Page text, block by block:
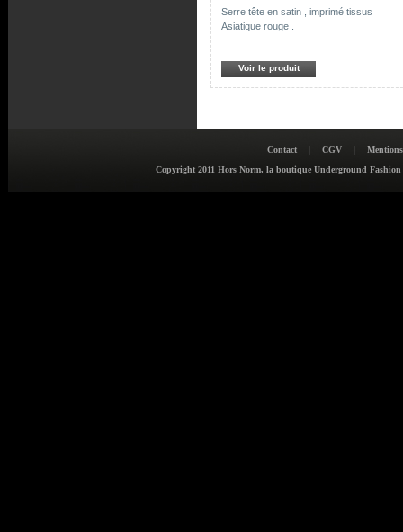
Serre tête en satin , imprimé tissus
Asiatique rouge .
Voir le produit
Contact CGV
Copyright 2011 Hors Norm, la boutique Underground Fashion